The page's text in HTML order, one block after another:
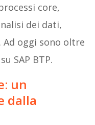
core,
dei dati,
Ad oggi sono oltre
SAP BTP.
un
dalla